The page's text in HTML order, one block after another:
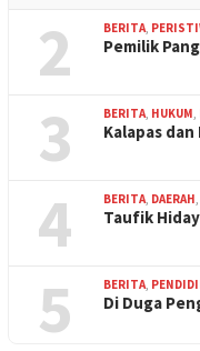
2 BERITA,
Pemilik
3 BERITA, HUKUM,
Kalapas
4 BERITA, DAERAH,
Taufik
5 BERITA,
Di Duga